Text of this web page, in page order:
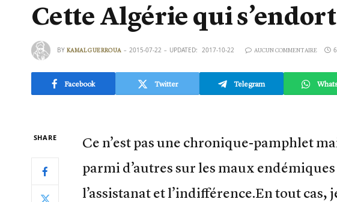
Cette Algérie qui s’endort
BY KAMAL GUERROUA 2015-07-22 UPDATED: 2017-10-22 AUCUN COMMENTAIRE
Facebook Twitter Telegram
SHARE
Ce n’est pas une chronique-pamphlet
parmi d’autres sur les maux
l’assistanat et l’indifférence.En tout cas,